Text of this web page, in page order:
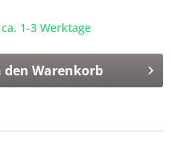
1-3 Werktage
den Warenkorb